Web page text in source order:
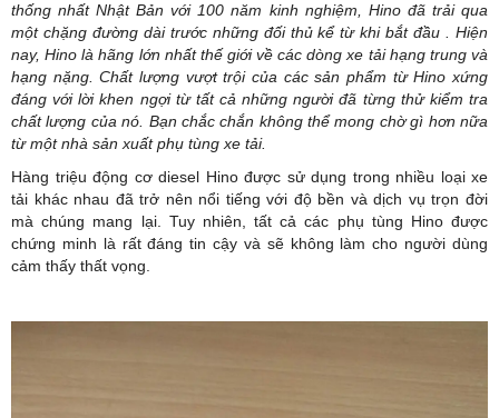
thống nhất Nhật Bản với 100 năm kinh nghiệm, Hino đã trải qua
một chặng đường dài trước những đối thủ kể từ khi bắt đầu . Hiện
nay, Hino là hãng lớn nhất thế giới về các dòng xe tải hạng trung và
hạng nặng. Chất lượng vượt trội của các sản phẩm từ Hino xứng
đáng với lời khen ngợi từ tất cả những người đã từng thử kiểm tra
chất lượng của nó. Bạn chắc chắn không thể mong chờ gì hơn nữa
từ một nhà sản xuất phụ tùng xe tải.
Hàng triệu động cơ diesel Hino được sử dụng trong nhiều loại xe
tải khác nhau đã trở nên nổi tiếng với độ bền và dịch vụ trọn đời
mà chúng mang lại. Tuy nhiên, tất cả các phụ tùng Hino được
chứng minh là rất đáng tin cậy và sẽ không làm cho người dùng
cảm thấy thất vọng.